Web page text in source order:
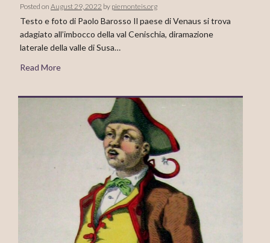
Posted on August 29, 2022 by piemonteis.org
Testo e foto di Paolo Barosso Il paese di Venaus si trova
adagiato all’imbocco della val Cenischia, diramazione
laterale della valle di Susa…
Read More